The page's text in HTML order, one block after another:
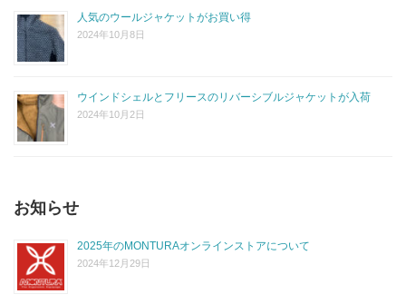
人気のウールジャケットがお買い得
2024年10月8日
ウインドシェルとフリースのリバーシブルジャケットが入荷
2024年10月2日
お知らせ
2025年のMONTURAオンラインストアについて
2024年12月29日